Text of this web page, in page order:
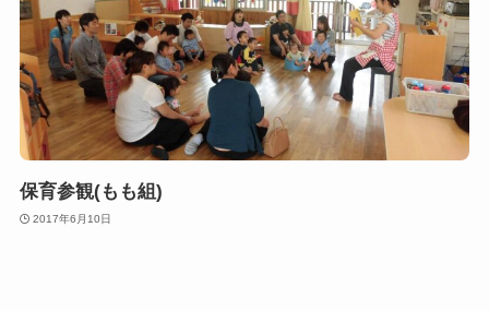
保育参観(もも組)
2017年6月10日